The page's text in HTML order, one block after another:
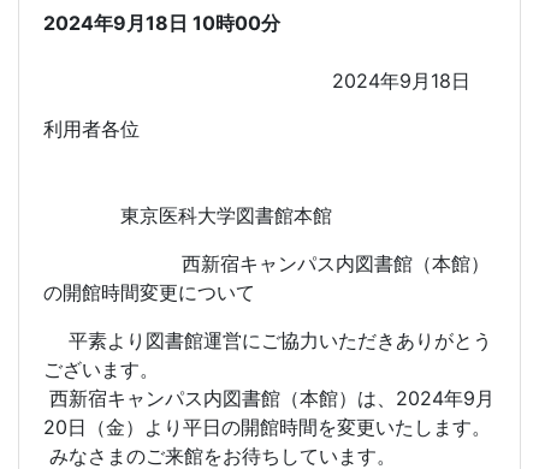
2024年9月18日 10時00分
2024年9月18日
利用者各位
東京医科大学図書館本館
西新宿キャンパス内図書館（本館）
の開館時間変更について
平素より図書館運営にご協力いただきありがとう
ございます。
西新宿キャンパス内図書館（本館）は、2024年9月
20日（金）より平日の開館時間を変更いたします。
みなさまのご来館をお待ちしています。